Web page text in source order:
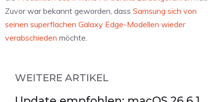
Zuvor war bekannt geworden, dass Samsung sich von
seinen superflachen Galaxy Edge-Modellen wieder
verabschieden möchte.
WEITERE ARTIKEL